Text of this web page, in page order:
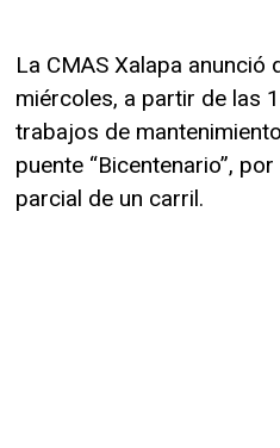
La CMAS Xalapa anunció
miércoles, a partir de las
trabajos de
puente “Bicentenario”,
parcial de un carril.